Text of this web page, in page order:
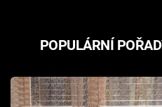
POPULÁRNÍ